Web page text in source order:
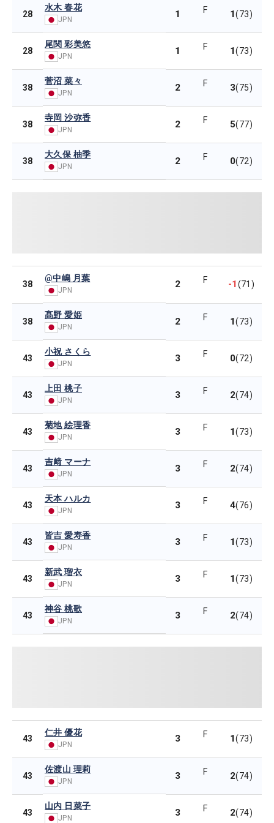
28
水木 春花
JPN 1 F 1(73)
28
尾関 彩美悠
JPN 1 F 1(73)
38
菅沼 菜々
JPN 2 F 3(75)
38
寺岡 沙弥香
JPN 2 F 5(77)
38
大久保 柚季
JPN 2 F 0(72)
38
@中嶋 月葉
JPN
2 F -1(71)
38
髙野 愛姫
JPN 2 F 1(73)
43
小祝 さくら
JPN 3 F 0(72)
43
上田 桃子
JPN 3 F 2(74)
43
菊地 絵理香
JPN 3 F 1(73)
43
吉﨑 マーナ
JPN 3 F 2(74)
43
天本 ハルカ
JPN 3 F 4(76)
43
皆吉 愛寿香
JPN 3 F 1(73)
43
新武 瑠衣
JPN 3 F 1(73)
43
神谷 桃歌
JPN 3 F 2(74)
43
仁井 優花
JPN
3 F 1(73)
43
佐渡山 理莉
JPN 3 F 2(74)
43
山内 日菜子
JPN 3 F 2(74)